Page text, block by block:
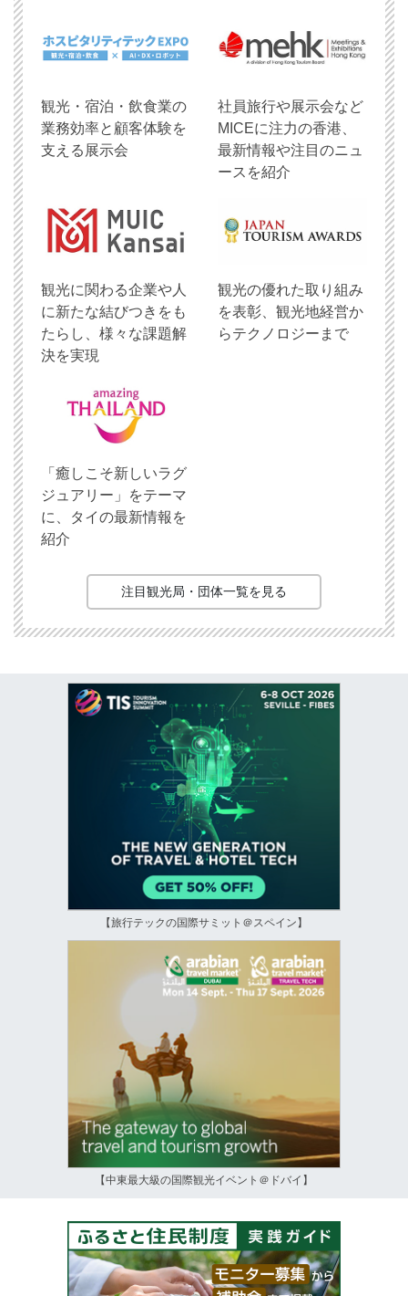
観光・宿泊・飲食業の
業務効率と顧客体験を
支える展示会
社員旅行や展示会など
MICEに注力の香港、
最新情報や注目のニュ
ースを紹介
観光に関わる企業や人
に新たな結びつきをも
たらし、様々な課題解
決を実現
観光の優れた取り組み
を表彰、観光地経営か
らテクノロジーまで
「癒しこそ新しいラグ
ジュアリー」をテーマ
に、タイの最新情報を
紹介
注目観光局・団体一覧を見る
【旅行テックの国際サミット＠スペイン】
【中東最大級の国際観光イベント＠ドバイ】